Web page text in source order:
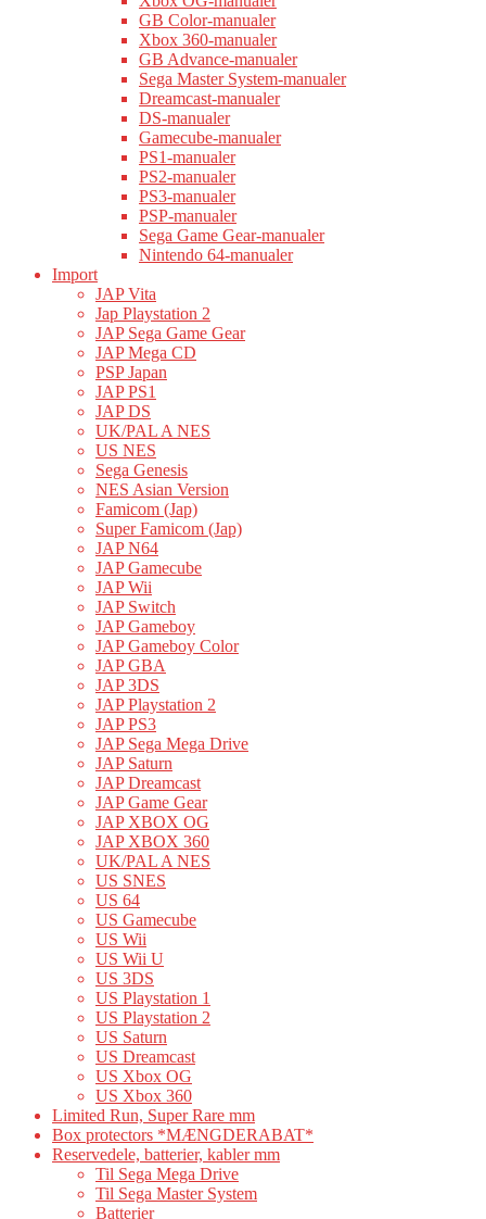
GB Color-manualer
Xbox 360-manualer
GB Advance-manualer
Sega Master System-manualer
Dreamcast-manualer
DS-manualer
Gamecube-manualer
PS1-manualer
PS2-manualer
PS3-manualer
PSP-manualer
Sega Game Gear-manualer
Nintendo 64-manualer
Import
JAP Vita
Jap Playstation 2
JAP Sega Game Gear
JAP Mega CD
PSP Japan
JAP PS1
JAP DS
UK/PAL A NES
US NES
Sega Genesis
NES Asian Version
Famicom (Jap)
Super Famicom (Jap)
JAP N64
JAP Gamecube
JAP Wii
JAP Switch
JAP Gameboy
JAP Gameboy Color
JAP GBA
JAP 3DS
JAP Playstation 2
JAP PS3
JAP Sega Mega Drive
JAP Saturn
JAP Dreamcast
JAP Game Gear
JAP XBOX OG
JAP XBOX 360
UK/PAL A NES
US SNES
US 64
US Gamecube
US Wii
US Wii U
US 3DS
US Playstation 1
US Playstation 2
US Saturn
US Dreamcast
US Xbox OG
US Xbox 360
Limited Run, Super Rare mm
Box protectors *MÆNGDERABAT*
Reservedele, batterier, kabler mm
Til Sega Mega Drive
Til Sega Master System
Batterier